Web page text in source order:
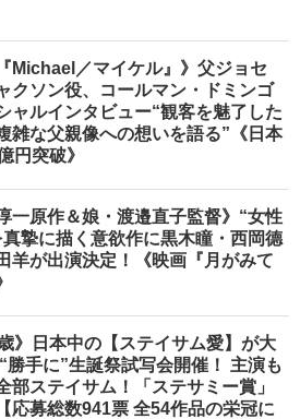
Michael／マイケル』》父ジョセ
クソン役、コールマン・ドミンゴ
ャルインタビュー“観客を魅了した
雑な父親像への想いを語る”《日本
円突破》
一原作＆娘・渡邉直子監督》“女性
摯に描く意欲作に黒木瞳・西岡德
羊が出演決定！《映画『月がみて
歳》日本中の【ステイサム愛】が大
勝手に”生誕祭試写会開催！ 主演も
部ステイサム！「ステサミー賞」
応募総数941票 全54作品の栄冠に